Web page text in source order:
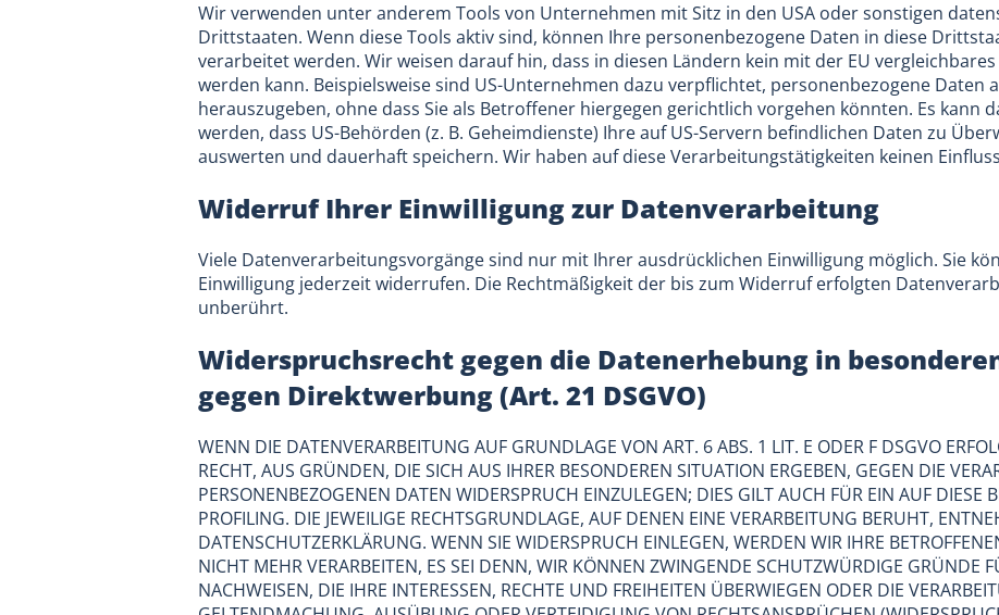
Wir verwenden unter anderem Tools von Unternehmen mit Sitz in den USA oder sonstigen
Drittstaaten. Wenn diese Tools aktiv sind, können Ihre personenbezogene Daten in diese
verarbeitet werden. Wir weisen darauf hin, dass in diesen Ländern kein mit der EU
werden kann. Beispielsweise sind US-Unternehmen dazu verpflichtet, personenbezogene Daten
herauszugeben, ohne dass Sie als Betroffener hiergegen gerichtlich vorgehen könnten. Es kann
werden, dass US-Behörden (z. B. Geheimdienste) Ihre auf US-Servern befindlichen Daten zu
auswerten und dauerhaft speichern. Wir haben auf diese Verarbeitungstätigkeiten keinen
Widerruf Ihrer Einwilligung zur Datenverarbeitung
Viele Datenverarbeitungsvorgänge sind nur mit Ihrer ausdrücklichen Einwilligung möglich. Sie
Einwilligung jederzeit widerrufen. Die Rechtmäßigkeit der bis zum Widerruf erfolgten
unberührt.
Widerspruchsrecht gegen die Datenerhebung in
gegen Direktwerbung (Art. 21 DSGVO)
WENN DIE DATENVERARBEITUNG AUF GRUNDLAGE VON ART. 6 ABS. 1 LIT. E ODER F DSGVO
RECHT, AUS GRÜNDEN, DIE SICH AUS IHRER BESONDEREN SITUATION ERGEBEN, GEGEN DIE
PERSONENBEZOGENEN DATEN WIDERSPRUCH EINZULEGEN; DIES GILT AUCH FÜR EIN AUF DIESE
PROFILING. DIE JEWEILIGE RECHTSGRUNDLAGE, AUF DENEN EINE VERARBEITUNG BERUHT,
DATENSCHUTZERKLÄRUNG. WENN SIE WIDERSPRUCH EINLEGEN, WERDEN WIR IHRE
NICHT MEHR VERARBEITEN, ES SEI DENN, WIR KÖNNEN ZWINGENDE SCHUTZWÜRDIGE GRÜNDE
NACHWEISEN, DIE IHRE INTERESSEN, RECHTE UND FREIHEITEN ÜBERWIEGEN ODER DIE